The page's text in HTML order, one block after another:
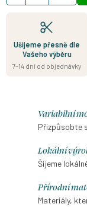
Ušijeme přesně dle
Vašeho výběru
7–14 dní od objednávky
Variabilní
Přizpůsobte
Lokální
Šijeme
Přírodní
Materiály,